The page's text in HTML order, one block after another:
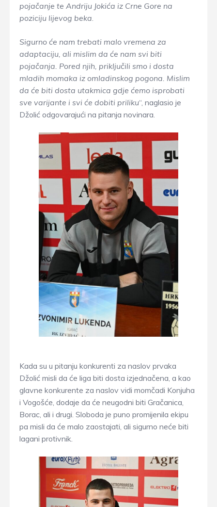
pojačanje te Andriju Jokića iz Crne Gore na
poziciju lijevog beka
Sigurno će nam trebati malo vremena za
adaptaciju, ali mislim da će nam svi biti
pojačanja. Pored njih, priključili smo i dosta
mladih momaka iz omladinskog pogona. Mislim
da će biti dosta utakmica gdje ćemo isprobati
sve varijante i svi će dobiti priliku“, naglasio je
Džolić odgovarajući na pitanja novinara.
Kada su u pitanju konkurenti za naslov prvaka
Džolić misli da će liga biti dosta izjednačena, a kao
glavne konkurente za naslov vidi momčadi Konjuha
i Vogošće, dodaje da će neugodni biti Gračanica,
Borac, ali i drugi. Sloboda je puno promijenila ekipu
pa misli da će malo zaostajati, ali sigurno neće biti
lagani protivnik.